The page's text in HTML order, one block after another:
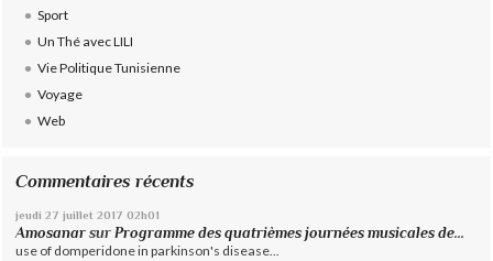
Sport
Un Thé avec LILI
Vie Politique Tunisienne
Voyage
Web
Commentaires récents
jeudi 27 juillet 2017 02h01
Amosanar surProgramme des quatrièmes journées musicales de...
use of domperidone in parkinson's disease...